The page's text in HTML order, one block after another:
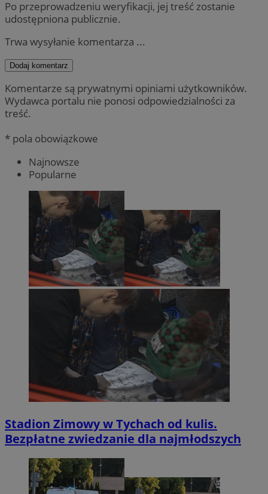
Po przeprowadzeniu weryfikacji, jej treść zostanie
udostępniona publicznie.
Trwa wysyłanie komentarza ...
Dodaj komentarz
Komentarze są prywatnymi opiniami użytkowników.
Wydawca portalu nie ponosi odpowiedzialności za
treść.
* pola obowiązkowe
Najnowsze
Popularne
Stadion Zimowy w Tychach od kulis.
Bezpłatne zwiedzanie dla najmłodszych